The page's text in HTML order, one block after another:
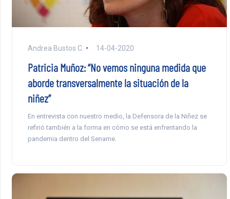
Andrea Bustos C. 14-04-2020
Patricia Muñoz: “No vemos ninguna medida que
aborde transversalmente la situación de la
niñez”
En entrevista con nuestro medio, la Defensora de la Niñez se
refirió también a la forma en cómo se está enfrentando la
pandemia dentro del Sename.